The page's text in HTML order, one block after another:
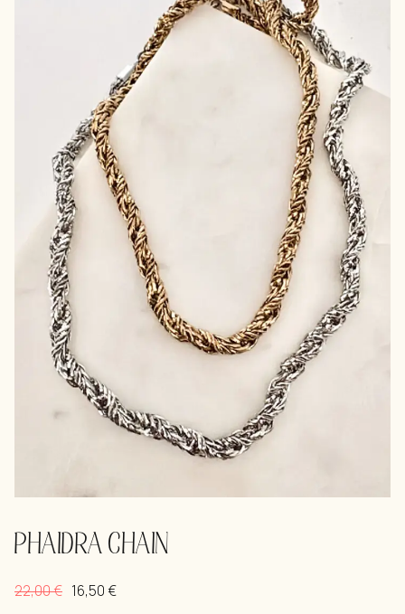
PHAIDRA CHAIN
22,00€ 16,50€